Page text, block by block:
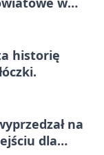
historię
na
dla